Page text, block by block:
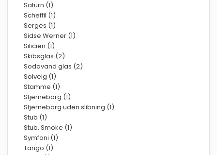
Saturn (1)
Scheffil (1)
Serges (1)
Sidse Werner (1)
Silicien (1)
Skibsglas (2)
Sodavand glas (2)
Solveig (1)
Stamme (1)
Stjerneborg (1)
Stjerneborg uden slibning (1)
Stub (1)
Stub, Smoke (1)
Symfoni (1)
Tango (1)